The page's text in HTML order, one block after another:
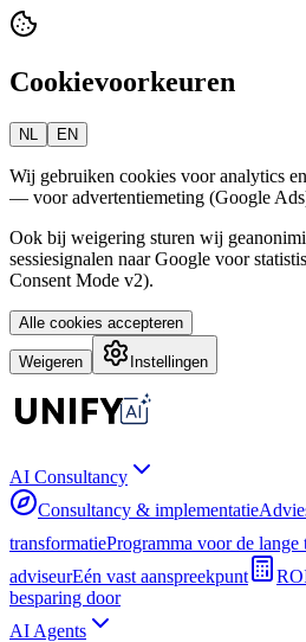
Cookievoorkeuren
NL EN
Wij gebruiken cookies voor analytics
— voor advertentiemeting (Google
Ook bij weigering sturen wij
sessiesignalen naar Google voor
Consent Mode v2).
Alle cookies accepteren
Weigeren Instellingen
AI Consultancy
Consultancy & implementatie
transformatieProgramma voor de lange
adviseurEén vast aanspreekpunt
besparing door
AI Agents